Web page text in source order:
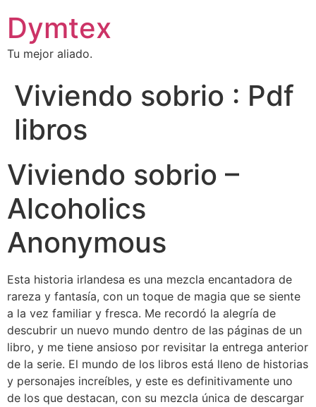
Dymtex
Tu mejor aliado.
Viviendo sobrio : Pdf
libros
Viviendo sobrio –
Alcoholics
Anonymous
Esta historia irlandesa es una mezcla encantadora de
rareza y fantasía, con un toque de magia que se siente
a la vez familiar y fresca. Me recordó la alegría de
descubrir un nuevo mundo dentro de las páginas de un
libro, y me tiene ansioso por revisitar la entrega anterior
de la serie. El mundo de los libros está lleno de historias
y personajes increíbles, y este es definitivamente uno
de los que destacan, con su mezcla única de descargar